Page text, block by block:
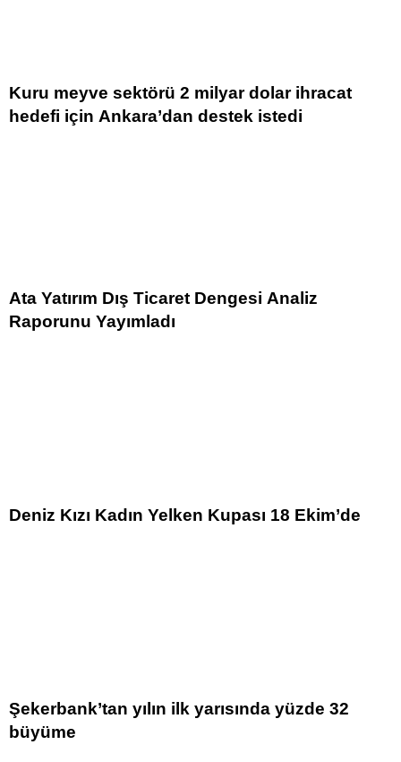
Kuru meyve sektörü 2 milyar dolar ihracat
hedefi için Ankara’dan destek istedi
Ata Yatırım Dış Ticaret Dengesi Analiz
Raporunu Yayımladı
Deniz Kızı Kadın Yelken Kupası 18 Ekim’de
Şekerbank’tan yılın ilk yarısında yüzde 32
büyüme